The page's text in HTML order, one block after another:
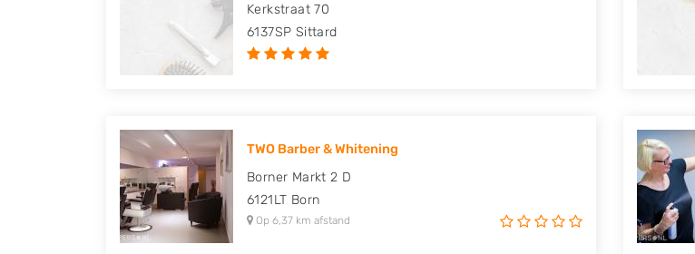
Kerkstraat 70
6137SP Sittard
TWO Barber & Whitening
Borner Markt 2 D
6121LT Born
Op 6,37 km afstand